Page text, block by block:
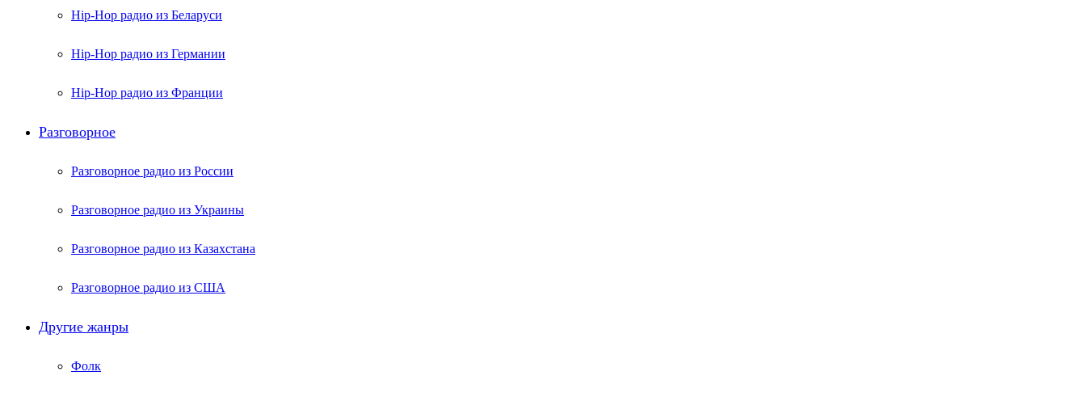
Hip-Hop радио из Беларуси
Hip-Hop радио из Германии
Hip-Hop радио из Франции
Разговорное
Разговорное радио из России
Разговорное радио из Украины
Разговорное радио из Казахстана
Разговорное радио из США
Другие жанры
Фолк